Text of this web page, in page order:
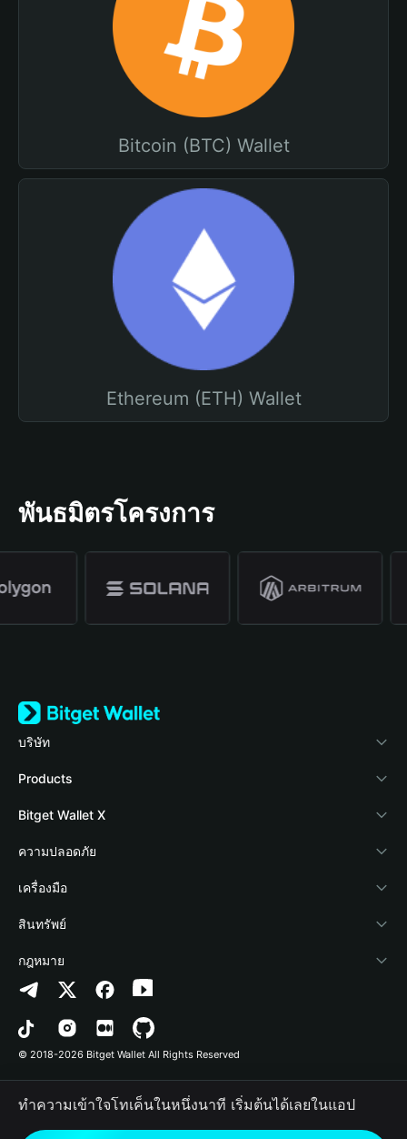
Bitcoin (BTC) Wallet
Ethereum (ETH) Wallet
พันธมิตรโครงการ
บริษัท
เกี่ยวกับ Bitget Wallet
Blog
Academy
ข่าวสารด้านคริปโต
ศูนย์ช่วยเหลือ
ติดต่อเรา
ทรัพยากรข้อมูลของแบรนด์
อาชีพ
Products
Crypto Card
Stablecoin Earn
Payfi Crypto
Crypto Swap API
Altcoin Season Index
Prediction Markets
DApp
RWA
Bitget Wallet X
นักพัฒนา
เชื่อมต่อ Wallet
Bitget Wallet Pay
ลิสต์โปรเจกต์
ความปลอดภัย
Protection Fund
เทคโนโลยีความปลอดภัย
เครื่องมือ
ซื้อคริปโต
การตรวจจับการอนุญาต
การตรวจจับสัญญา
การโอนเป็นชุด
สินทรัพย์
Arbitrum
Avalanche
Bitcoin
Polygon
กฎหมาย
นโยบายความเป็นส่วนตัว
ข้อตกลงในการใช้บริการ
© 2018-2026 Bitget Wallet All Rights Reserved
ทำความเข้าใจโทเค็นในหนึ่งนาที เริ่มต้นได้เลยในแอป